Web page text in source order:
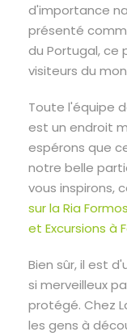
d'importance
présenté
du Portugal, ce
visiteurs du
Toute l'équipe
est un endroit
espérons que
notre belle
vous inspirons,
sur la Ria
et Excursions à
Bien sûr, il est
si merveilleux
protégé. Chez
les gens à